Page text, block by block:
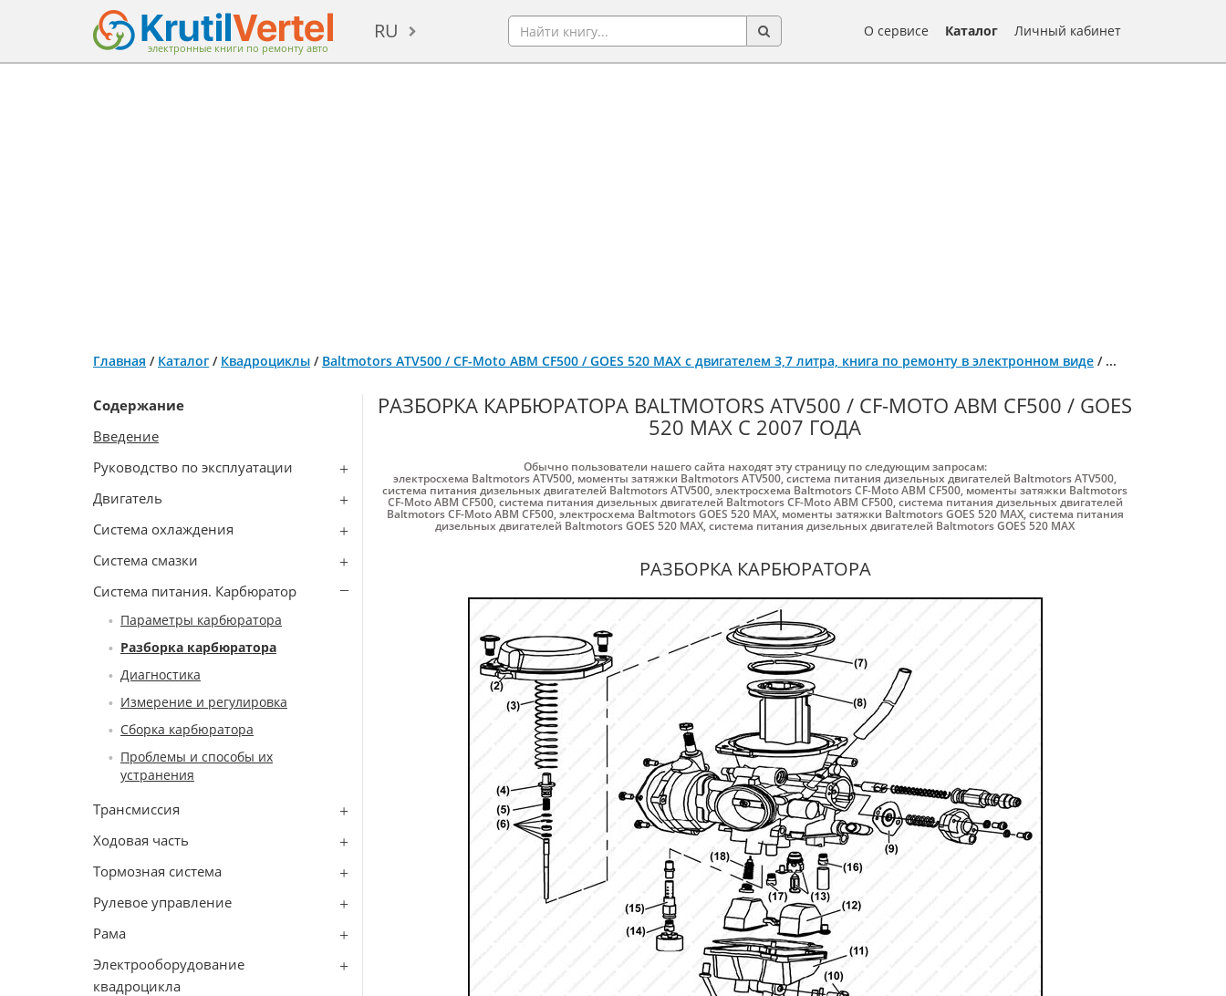
электронные книги по ремонту авто
RU О сервисе Каталог Личный кабинет
Главная / Каталог / Квадроциклы / Baltmotors ATV500 / CF-Moto ABM CF500 / GOES 520 MAX c двигателем 3,7 литра, книга по ремонту в электронном виде / ...
Содержание
Введение
Руководство по эксплуатации
Двигатель
Система охлаждения
Система смазки
Система питания. Карбюратор
Параметры карбюратора
Разборка карбюратора
Диагностика
Измерение и регулировка
Сборка карбюратора
Проблемы и способы их
устранения
Трансмиссия
Ходовая часть
Тормозная система
Рулевое управление
Рама
Электрооборудование
квадроцикла
РАЗБОРКА КАРБЮРАТОРА BALTMOTORS ATV500 / CF-MOTO ABM CF500 / GOES
520 MAX С 2007 ГОДА
Обычно пользователи нашего сайта находят эту страницу по следующим запросам:
электросхема Baltmotors ATV500, моменты затяжки Baltmotors ATV500,система питания дизельных двигателей Baltmotors ATV500,
система питания дизельных двигателей Baltmotors ATV500,электросхема Baltmotors CF-Moto ABM CF500, моменты затяжки Baltmotors
CF-Moto ABM CF500,система питания дизельных двигателей Baltmotors CF-Moto ABM CF500,система питания дизельных двигателей
Baltmotors CF-Moto ABM CF500,электросхема Baltmotors GOES 520 MAX, моменты затяжки Baltmotors GOES 520 MAX,система питания
дизельных двигателей Baltmotors GOES 520 MAX,система питания дизельных двигателей Baltmotors GOES 520 MAX
РАЗБОРКА КАРБЮРАТОРА